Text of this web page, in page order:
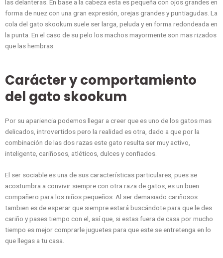
las delanteras. En base a la cabeza esta es pequeña con ojos grandes en
forma de nuez con una gran expresión, orejas grandes y puntiagudas. La
cola del gato skookum suele ser larga, peluda y en forma redondeada en
la punta. En el caso de su pelo los machos mayormente son mas rizados
que las hembras.
Carácter y comportamiento
del gato skookum
Por su apariencia podemos llegar a creer que es uno de los gatos mas
delicados, introvertidos pero la realidad es otra, dado a que por la
combinación de las dos razas este gato resulta ser muy activo,
inteligente, cariñosos, atléticos, dulces y confiados.
El ser sociable es una de sus características particulares, pues se
acostumbra a convivir siempre con otra raza de gatos, es un buen
compañero para los niños pequeños. Al ser demasiado cariñosos
tambien es de esperar que siempre estará buscándote para que le des
cariño y pases tiempo con el, así que, si estas fuera de casa por mucho
tiempo es mejor comprarle juguetes para que este se entretenga en lo
que llegas a tu casa.